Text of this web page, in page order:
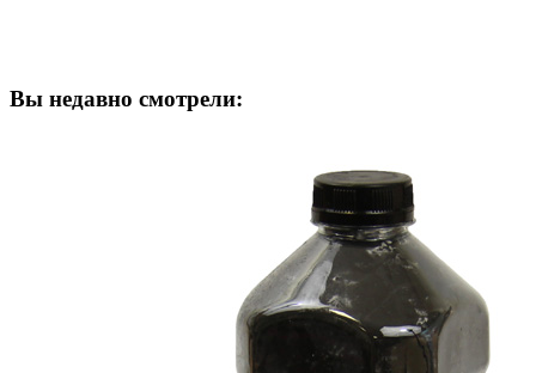
Вы недавно смотрели: